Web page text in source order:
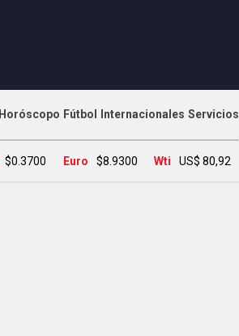
Horóscopo Fútbol Internacionales Servicios
$0.3700 Euro $8.9300 Wti US$ 80,92